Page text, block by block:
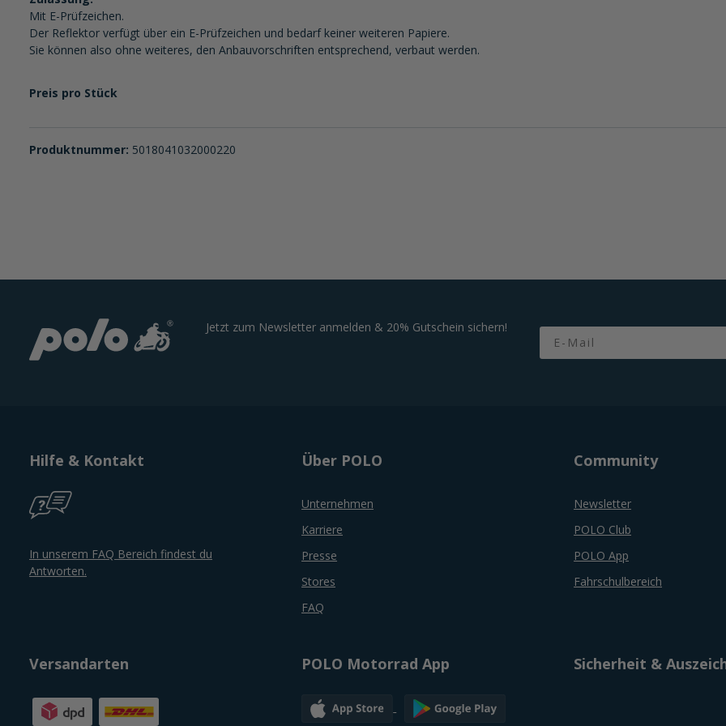
Mit E-Prüfzeichen.
Der Reflektor verfügt über ein E-Prüfzeichen und bedarf keiner weiteren Papiere.
Sie können also ohne weiteres, den Anbauvorschriften entsprechend, verbaut werden.
Preis pro Stück
Produktnummer: 5018041032000220
Jetzt zum Newsletter anmelden & 20% Gutschein sichern! Email
Hilfe & Kontakt
In unserem FAQ Bereich findest du
Antworten.
Über POLO
Unternehmen
Karriere
Presse
Stores
FAQ
Community
Newsletter
POLO Club
POLO App
Fahrschulbereich
Versandarten POLO Motorrad App Sicherheit &